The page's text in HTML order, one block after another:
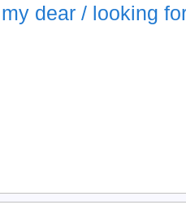
dear / looking